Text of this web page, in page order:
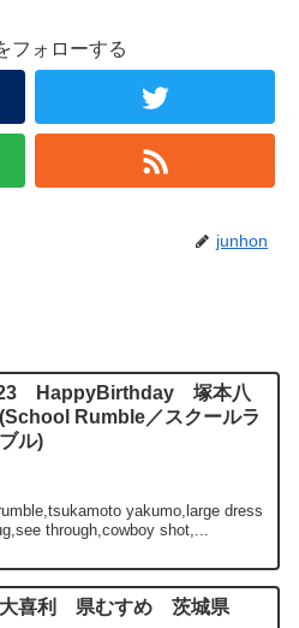
フォローする
junhon
HappyBirthday 塚本八
Rumble／スクールラ
ル)
yakumo,large dress
through,cowboy shot,...
喜利 県むすめ 茨城県